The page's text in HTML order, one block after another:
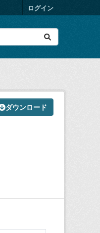
ログイン
ダウンロード